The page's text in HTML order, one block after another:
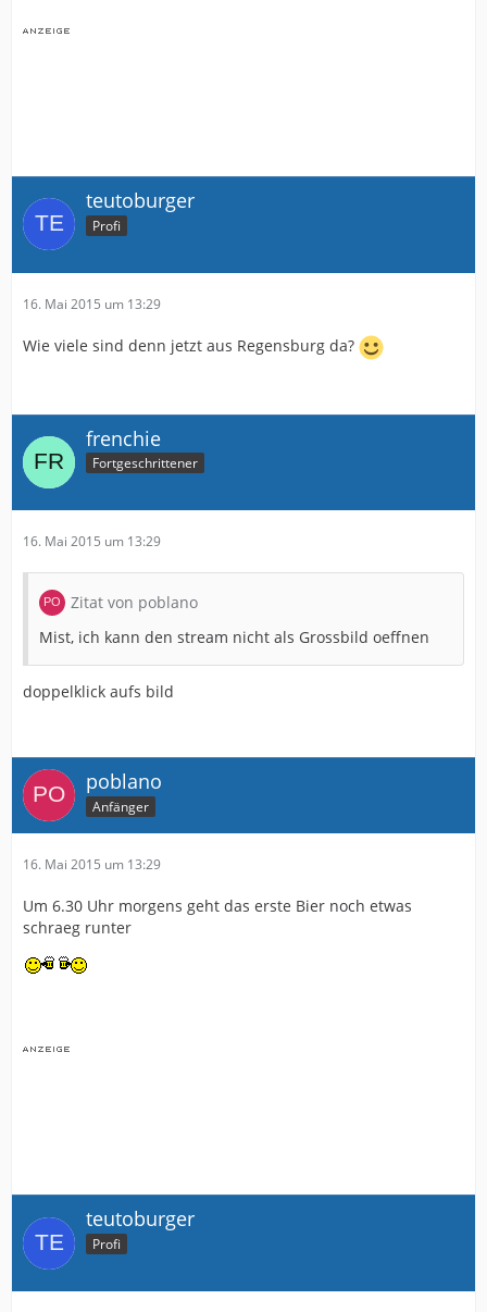
teutoburger
Profi
16. Mai 2015 um 13:29
Wie viele sind denn jetzt aus Regensburg da?
frenchie
Fortgeschrittener
16. Mai 2015 um 13:29
Zitat von poblano
Mist, ich kann den stream nicht als Grossbild oeffnen
doppelklick aufs bild
poblano
Anfänger
16. Mai 2015 um 13:29
Um 6.30 Uhr morgens geht das erste Bier noch etwas
schraeg runter
teutoburger
Profi